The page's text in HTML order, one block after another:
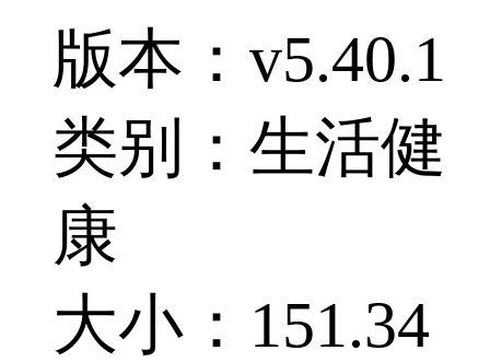
版本：v5.40.1
类别：生活健
康
大小：151.34